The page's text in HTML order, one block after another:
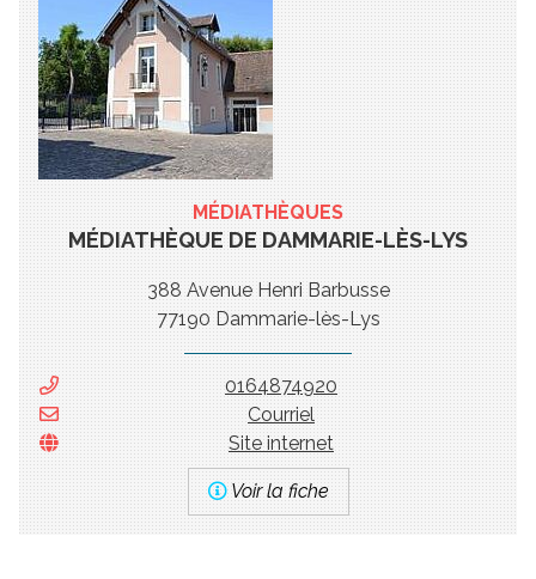
MÉDIATHÈQUES
MÉDIATHÈQUE DE DAMMARIE-LÈS-LYS
388 Avenue Henri Barbusse
77190 Dammarie-lès-Lys
0164874920
Courriel
Site internet
Voir la fiche